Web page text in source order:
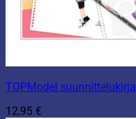
TOPModel suunnittelukirja
12,95 €